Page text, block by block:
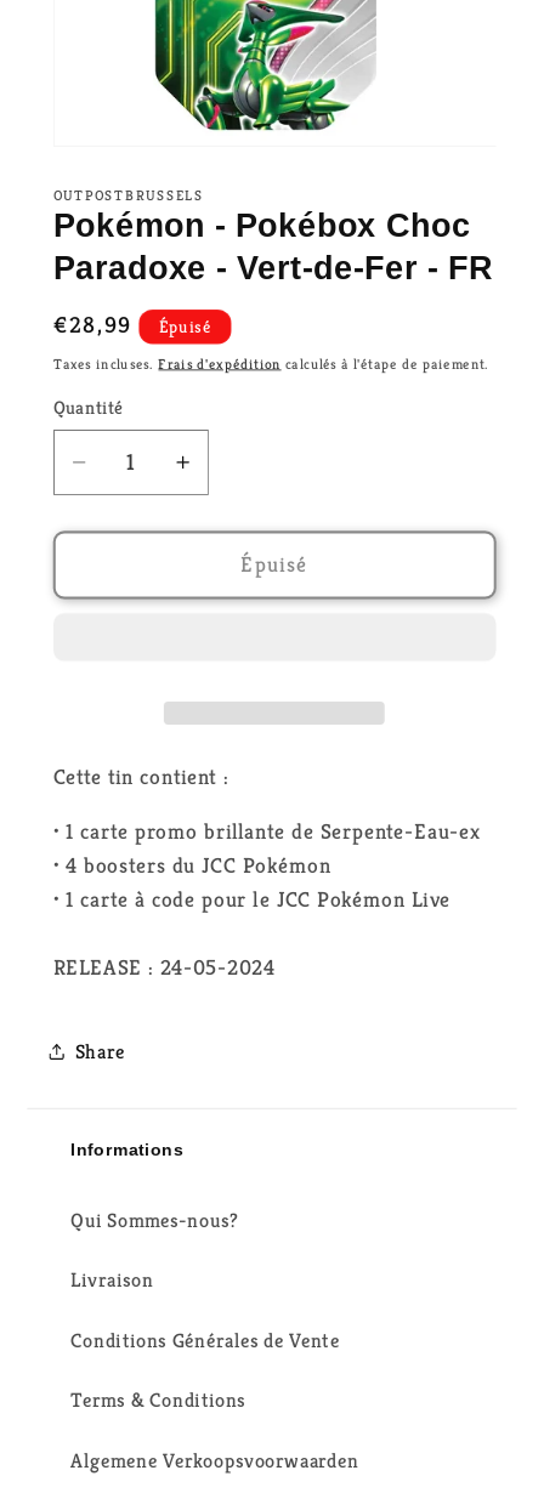
OUTPOSTBRUSSELS
Pokémon - Pokébox Choc
Paradoxe - Vert-de-Fer - FR
Prix
habituel
€28,99 Épuisé
Taxes incluses.Frais d'expédition calculés à l'étape de paiement.
Quantité
Réduire
la
quantité
Pokémon
Paradoxe
Vert-
Fer
-
Augmenter
la
quantité
Pokémon
Paradoxe
Vert-
Fer
-
FR
Épuisé
Cette tin contient :
• 1 carte promo brillante de Serpente-Eau-ex
• 4 boosters du JCC Pokémon
• 1 carte à code pour le JCC Pokémon Live
RELEASE : 24-05-2024
Share
Informations
Qui Sommes-nous?
Livraison
Conditions Générales de Vente
Terms & Conditions
Algemene Verkoopsvoorwaarden